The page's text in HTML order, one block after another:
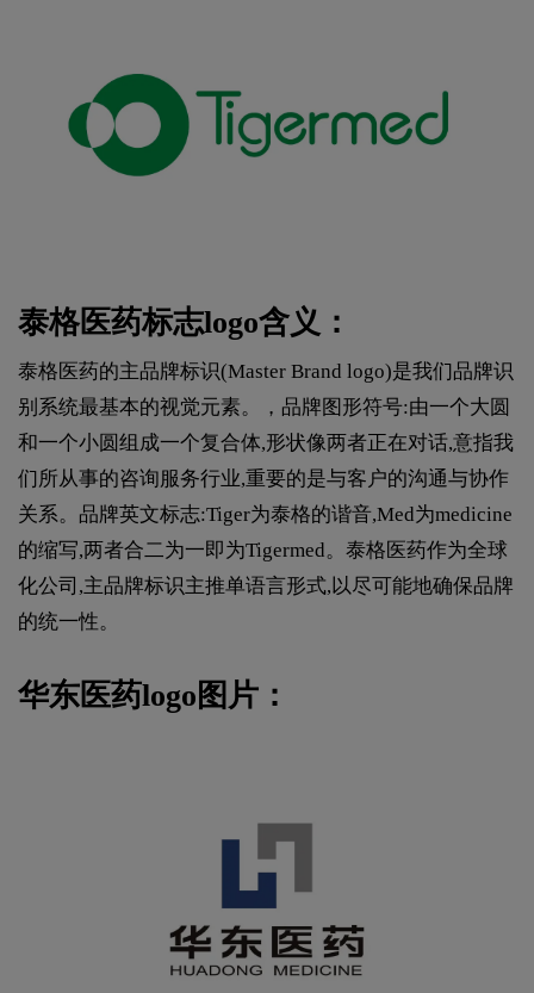
泰格医药标志logo含义：
泰格医药的主品牌标识(Master Brand logo)是我们品牌识
别系统最基本的视觉元素。，品牌图形符号:由一个大圆
和一个小圆组成一个复合体,形状像两者正在对话,意指我
们所从事的咨询服务行业,重要的是与客户的沟通与协作
关系。品牌英文标志:Tiger为泰格的谐音,Med为medicine
的缩写,两者合二为一即为Tigermed。泰格医药作为全球
化公司,主品牌标识主推单语言形式,以尽可能地确保品牌
的统一性。
华东医药logo图片：